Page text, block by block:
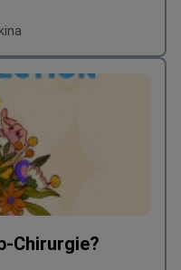
Chirurgie?